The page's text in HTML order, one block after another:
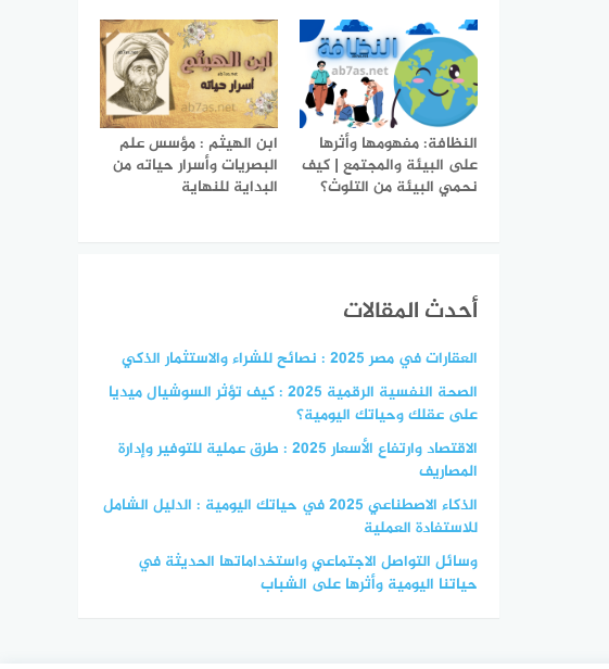
النظافة: مفهومها وأثرها
على البيئة والمجتمع | كيف
نحمي البيئة من التلوث؟
ابن الهيثم : مؤسس علم
البصريات وأسرار حياته من
البداية للنهاية
أحدث المقالات
العقارات في مصر 2025 : نصائح للشراء والاستثمار الذكي
الصحة النفسية الرقمية 2025 : كيف تؤثر السوشيال ميديا
على عقلك وحياتك اليومية؟
الاقتصاد وارتفاع الأسعار 2025 : طرق عملية للتوفير وإدارة
المصاريف
الذكاء الاصطناعي 2025 في حياتك اليومية : الدليل الشامل
للاستفادة العملية
وسائل التواصل الاجتماعي واستخداماتها الحديثة في
حياتنا اليومية وأثرها على الشباب